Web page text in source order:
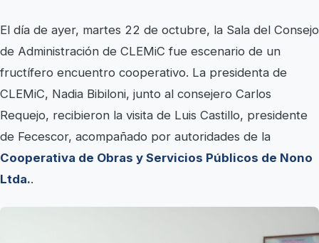
El día de ayer, martes 22 de octubre, la Sala del Consejo
de Administración de CLEMiC fue escenario de un
fructífero encuentro cooperativo. La presidenta de
CLEMiC, Nadia Bibiloni, junto al consejero Carlos
Requejo, recibieron la visita de Luis Castillo, presidente
de Fecescor, acompañado por autoridades de la
Cooperativa de Obras y Servicios Públicos de Nono
Ltda..